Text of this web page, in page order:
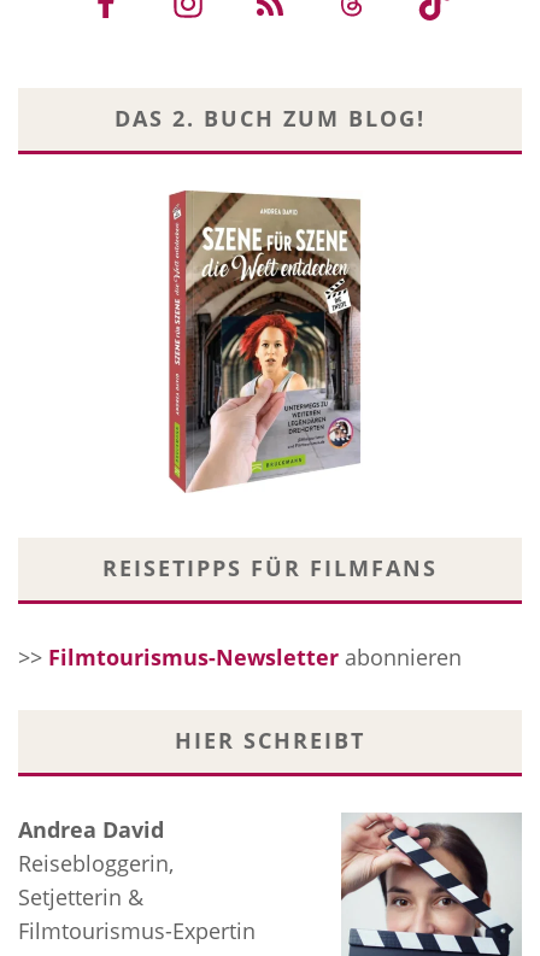
DAS 2. BUCH ZUM BLOG!
REISETIPPS FÜR FILMFANS
>> Filmtourismus-Newsletter abonnieren
HIER SCHREIBT
Andrea David
Reisebloggerin,
Setjetterin &
Filmtourismus-Expertin